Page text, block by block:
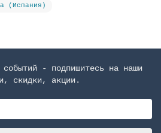
(Испания)
событий - подпишитесь на наши
скидки, акции.